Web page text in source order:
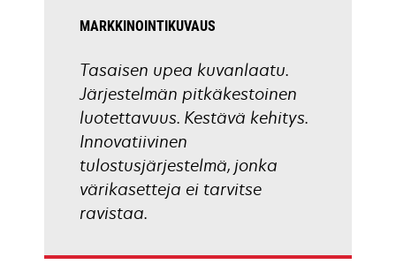
MARKKINOINTIKUVAUS
Tasaisen upea kuvanlaatu.
Järjestelmän pitkäkestoinen
luotettavuus. Kestävä kehitys.
Innovatiivinen
tulostusjärjestelmä, jonka
värikasetteja ei tarvitse
ravistaa.